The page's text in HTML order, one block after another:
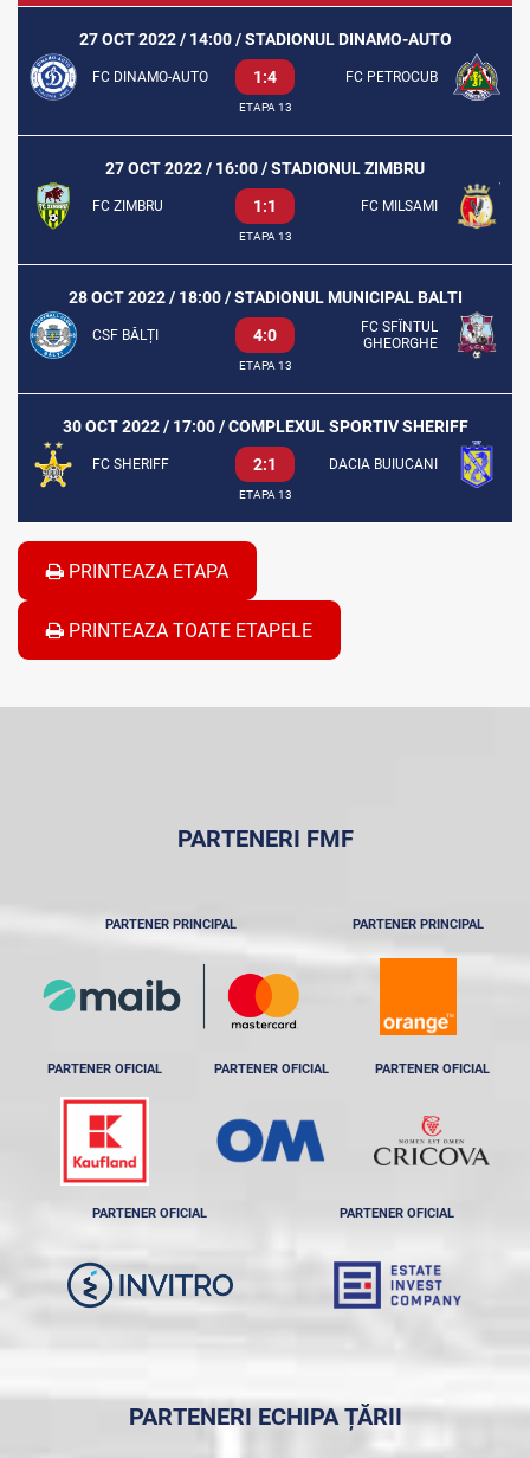
27 OCT 2022 / 14:00 / STADIONUL DINAMO-AUTO
FC DINAMO-AUTO 1:4 FC PETROCUB
ETAPA 13
27 OCT 2022 / 16:00 / STADIONUL ZIMBRU
FC ZIMBRU 1:1 FC MILSAMI
ETAPA 13
28 OCT 2022 / 18:00 / STADIONUL MUNICIPAL BALTI
CSF BĂLȚI 4:0
FC SFÎNTUL
GHEORGHE
ETAPA 13
30 OCT 2022 / 17:00 / COMPLEXUL SPORTIV SHERIFF
FC SHERIFF 2:1 DACIA BUIUCANI
ETAPA 13
PRINTEAZA ETAPA
PRINTEAZA TOATE ETAPELE
PARTENERI FMF
PARTENER PRINCIPAL PARTENER PRINCIPAL
PARTENER OFICIAL PARTENER OFICIAL PARTENER OFICIAL
PARTENER OFICIAL PARTENER OFICIAL
PARTENERI ECHIPA ȚĂRII